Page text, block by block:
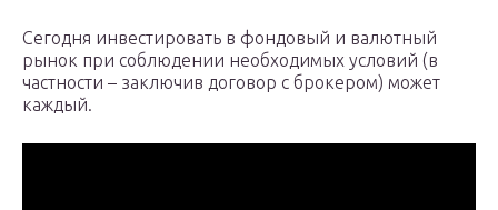
Сегодня инвестировать в фондовый и валютный
рынок при соблюдении необходимых условий (в
частности – заключив договор с брокером) может
каждый.